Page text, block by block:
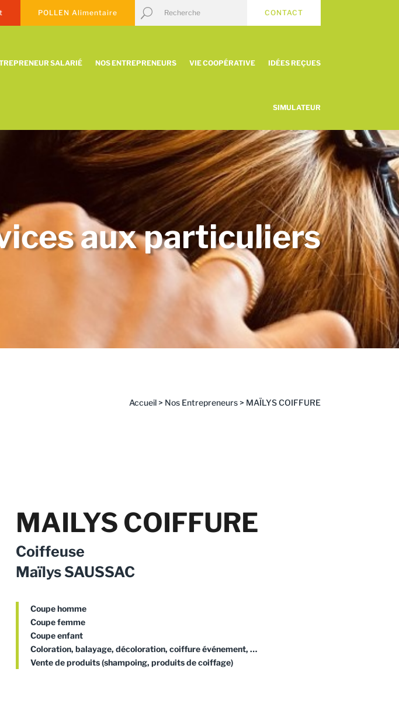
POLLEN Alimentaire CONTACT
SALARIÉ NOS ENTREPRENEURS VIE COOPÉRATIVE IDÉES REÇUES
SIMULATEUR
aux particuliers
Accueil> Nos Entrepreneurs> MAÏLYS COIFFURE
MAILYS COIFFURE
Coiffeuse
Maïlys SAUSSAC
Coupe homme
Coupe femme
Coupe enfant
Coloration, balayage, décoloration, coiffure événement, …
Vente de produits (shampoing, produits de coiffage)